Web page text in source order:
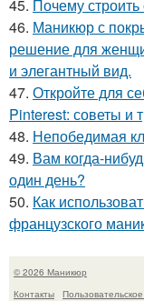
45. Почему
46. Маникюр с
решение для
и элегантный вид.
47. Откройте для
Pinterest: советы и
48. Непобедимая
49. Вам когда-
один день?
50. Как
французского
© 2026 Маникюр
Контакты